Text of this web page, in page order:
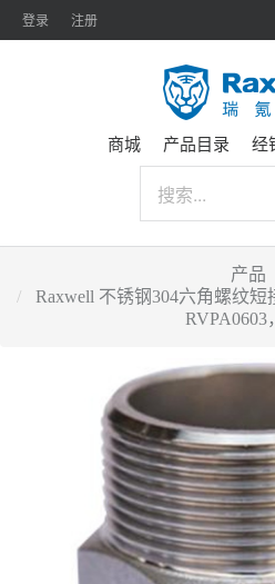
登录 注册
商城 产品目录 经
产品
Raxwell 不锈钢304六角螺纹短
RVPA0603